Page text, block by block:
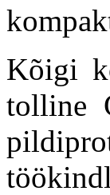
Kõigi
tolline